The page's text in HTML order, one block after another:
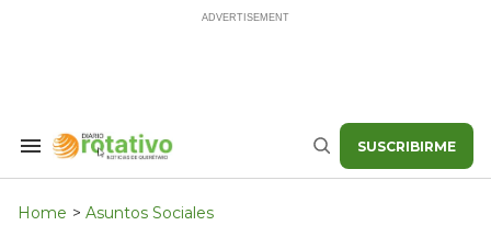
Search
Navigation
Buscar SUSCRIBIRME
Home > Asuntos Sociales